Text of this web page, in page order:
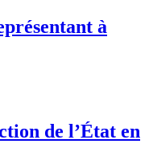
à
de l’État en